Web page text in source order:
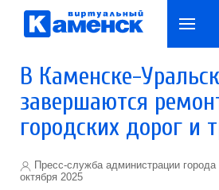
В Каменске-
завершаются
городских дорог и
Пресс-служба администрации города
октября 2025